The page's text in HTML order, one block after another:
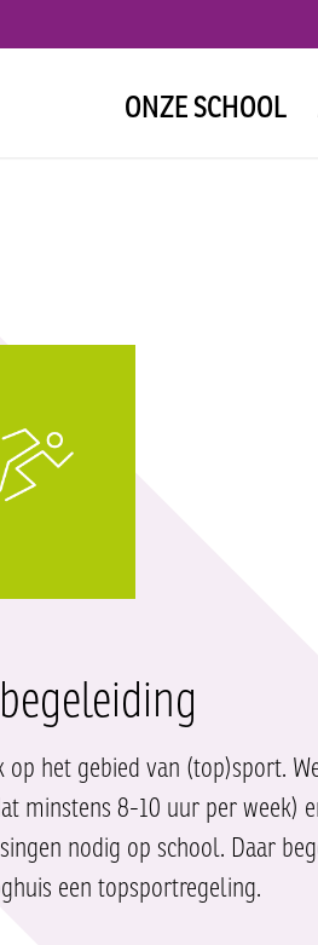
ONZE SCHOOL
het gebied van (top)sport.
minstens 8-10 uur per week)
nodig op school. Daar
een topsportregeling.